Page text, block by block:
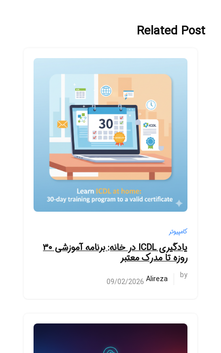
Related Post
کامپیوتر
یادگیری ICDL در خانه: برنامه آموزشی ۳۰
روزه تا مدرک معتبر
by
Alireza
09/02/2026